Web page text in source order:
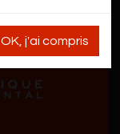
OK, j'ai compris